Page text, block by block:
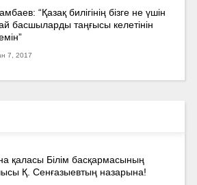
“Қазақ билігінің бізге не үшін
басшыларды таңғысы келетінін
7, 2017
қаласы Білім басқармасының
Қ. Сенғазыевтың назарына!